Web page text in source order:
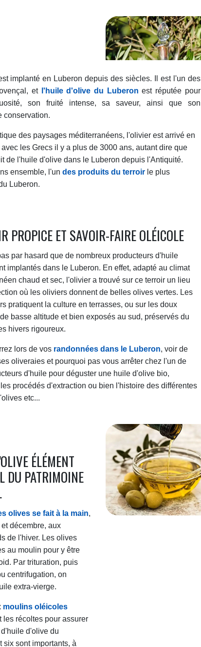
implanté en Luberon depuis des siècles. Il est l'un des
et l'huile d'olive du Luberon est réputée pour
son fruité intense, sa saveur, ainsi que son
conservation.
des paysages méditerranéens, l'olivier est arrivé en
les Grecs il y a plus de 3000 ans, autant dire que
de l'huile d'olive dans le Luberon depuis l'Antiquité.
ensemble, l'un des produits du terroirle plus
Luberon.
PROPICE ET SAVOIR-FAIRE OLÉICOLE
par hasard que de nombreux producteurs d'huile
implantés dans le Luberon. En effet, adapté au climat
chaud et sec, l'olivier a trouvé sur ce terroir un lieu
où les oliviers donnent de belles olives vertes. Les
pratiquent la culture en terrasses, ou sur les doux
basse altitude et bien exposés au sud, préservés du
hivers rigoureux.
lors de vos randonnées dans le Luberon, voir de
oliveraies et pourquoi pas vous arrêter chez l'un de
d'huile pour déguster une huile d'olive bio,
procédés d'extraction ou bien l'histoire des différentes
etc...
ÉLÉMENT
DU PATRIMOINE
olives se fait à la main,
décembre, aux
de l'hiver. Les olives
au moulin pour y être
Par trituration, puis
centrifugation, on
extra-vierge.
moulins oléicoles
les récoltes pour assurer
d'olive du
six sont importants, à